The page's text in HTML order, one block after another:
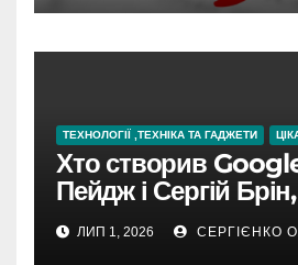
ТЕХНОЛОГІЇ ,ТЕХНІКА ТА ГАДЖЕТИ
Хто створив
Пейдж і Сергій
чия ідея підкорила
ЛИП 1, 2026 СЕРГІЄНКО